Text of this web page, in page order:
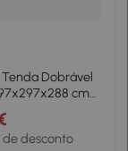
Dobrável
cm
Laterais
Ajustável
e Bolsa de
de desconto